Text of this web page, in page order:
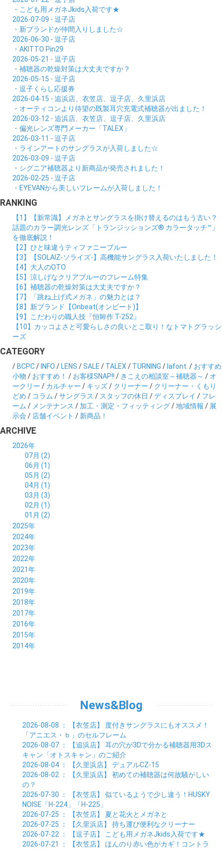
・こども用メガネJkids入荷です★
2026-07-09 - 逗子店
・新ブランドが仲間入りしました☆
2026-06-30 - 逗子店
・AKITTO Pin29
2026-05-21 - 逗子店
・補聴器の乾燥対策は大丈夫ですか？
2026-05-15 - 逗子店
・逗子くらし応援券
2026-04-15 - 追浜店、衣笠店、逗子店、久里浜店
・オーティコンより待望の既製耳穴充電式補聴器が出ました！
2026-03-12 - 追浜店、衣笠店、逗子店、久里浜店
・偏光レンズ専門メーカー「TALEX」
2026-03-11 - 逗子店
・ラインアートのサングラスが入荷しました☆
2026-03-09 - 逗子店
・シグニア補聴器より新商品が発売されました！
2026-02-25 - 逗子店
・EYEVANから美しいフレームが入荷しました！
RANKING
【1】【新常識】メガネとサングラスを掛け替えるのはもう古い？
話題のカラー調光レンズ「トランジッションズ® カラータッチ™」
を徹底解説！
【2】ひと味違うティファニーブルー
【3】【SOLAIZ-ソライズ-】高機能サングラス入荷いたしました！
【4】大人のOTO
【5】涼しげなクリアブルーのフレーム特集
【6】補聴器の乾燥対策は大丈夫ですか？
【7】「跳ね上げ式メガネ」の魅力とは？
【8】新ブランド【Onbeat(オンビート)】
【9】こだわりの職人技『恒眸作 T-252』
【10】カッコよさと可愛らしさの良いとこ取り！なトマトグラッシ
ーズ
CATEGORY
/ BCPC/ INFO / LENS /SALE / TALEX/ TURNING / lafont. / おすすめ
小物 / おすすめ！ / お客様SNAP!! / きこえの相談室～補聴器～ / オ
ークリー / カルチャー / キッズ/ クリーナー / クリーナー・くもり
どめ / コラム /サングラス / スタッフの休日 /ディスプレイ / フレ
ーム / メンテナンス / 加工・測定・フィッティング/地域情報 / 展
示会 / 店舗イベント / 新商品！
ARCHIVE
2026年
07月 (2)
06月 (1)
05月 (2)
04月 (1)
03月 (3)
02月 (1)
01月 (2)
2025年
12月 (2)
11月 (2)
10月 (3)
09月 (3)
08月 (4)
07月 (4)
06月 (4)
05月 (4)
04月 (1)
03月 (3)
02月 (4)
01月 (4)
2024年
12月 (6)
11月 (5)
10月 (4)
09月 (6)
08月 (5)
07月 (5)
06月 (4)
05月 (3)
04月 (7)
03月 (5)
02月 (7)
2023年
12月 (5)
11月 (4)
10月 (5)
09月 (6)
08月 (7)
07月 (7)
06月 (7)
05月 (8)
04月 (8)
03月 (9)
2022年
12月 (9)
11月 (5)
10月 (8)
09月 (7)
08月 (5)
07月 (9)
06月 (10)
05月 (9)
04月 (7)
2021年
12月 (5)
11月 (5)
10月 (5)
09月 (5)
08月 (11)
07月 (4)
06月 (7)
05月 (8)
2020年
12月 (7)
11月 (6)
10月 (8)
09月 (10)
08月 (10)
07月 (7)
06月 (7)
2019年
12月 (8)
11月 (9)
10月 (9)
09月 (7)
08月 (8)
07月 (7)
2018年
12月 (8)
11月 (8)
10月 (7)
09月 (10)
08月 (8)
01月 (7)
2017年
12月 (7)
11月 (8)
10月 (7)
02月 (6)
01月 (9)
2016年
12月 (9)
11月 (5)
05月 (6)
03月 (7)
02月 (6)
01月 (9)
2015年
12月 (9)
06月 (5)
2014年
News&Blog
2026-08-08 ： 【衣笠店】 度付きサングラスにもオススメ！
「アニエス・ｂ」のセルフレーム
2026-08-07 ： 【追浜店】 耳の穴が3Dで分かる補聴器用3Dス
キャン「オトスキャン」のご紹介
2026-08-04 ： 【久里浜店】 デュアルCZ-15
2026-08-02 ： 【久里浜店】 初めての補聴器は何故騒がしい
の？
2026-07-30 ： 【衣笠店】 似ているようで少し違う！HUSKY
NOISE「H-224」「H-225」
2026-07-25 ： 【衣笠店】 夏と花火とメガネと
2026-07-25 ： 【久里浜店】 持ち運び便利なクリーナー
2026-07-22 ： 【逗子店】 こども用メガネJkids入荷です★
2026-07-21
： 【衣笠店】 ほんのり赤い色がカギ！コントラ